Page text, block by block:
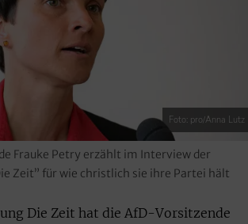
Foto: pro/Anna Lutz
Frauke Petry erzählt im Interview der
Zeit” für wie christlich sie ihre Partei hält
Die Zeit hat die AfD-Vorsitzende